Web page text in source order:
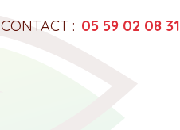
CONTACT : 05 59 02 08 31